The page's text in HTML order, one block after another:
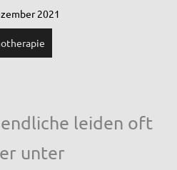
2021
leiden oft
unter